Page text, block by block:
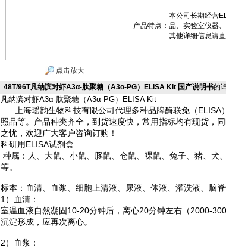
点击放大
产品特点：
本公司长期经营
品、实验室仪器
其他详细信息请直
48T/96T凡纳滨对虾A3α-肽聚糖（A3α-PG）ELISA Kit 国产说明书的
凡纳滨对虾A3α-肽聚糖（A3α-PG）ELISA Kit
上海瑶韵生物科技有限公司代理多种品牌酶联免（ELISA
照品等。产品种类齐全，到货速度快，常用指标均有现货，
之忧，欢迎广大客户咨询订购！
科研用ELISA试剂盒
种属：人、大鼠、小鼠、豚鼠、仓鼠、裸鼠、兔子、猪、犬
等。
标本：血清、血浆、细胞上清液、尿液、体液、灌洗液、脑
1）血清：
室温血液自然凝固10-20分钟后，离心20分钟左右（2000-
沉淀形成，应再次离心。
2）血浆：